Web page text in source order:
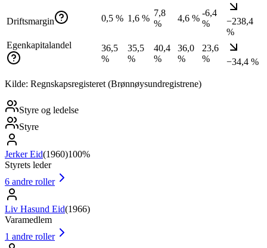
Driftsmargin 0,5 % 1,6 %
7,8
%
4,6 %
-6,4
%
−238,4
%
Egenkapitalandel
36,5
%
35,5
%
40,4
%
36,0
%
23,6
%
−34,4 %
Kilde: Regnskapsregisteret (Brønnøysundregistrene)
Styre og ledelse
Styre
Jerker Eid(1960)100%
Styrets leder
6 andre roller
Liv Hasund Eid(1966)
Varamedlem
1 andre roller